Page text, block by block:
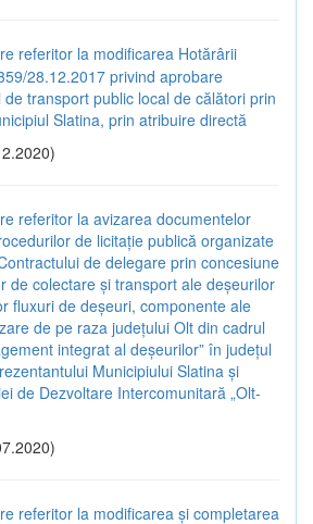
referitor la modificarea Hotărârii
28.12.2017 privind aprobare
transport public local de călători prin
Slatina, prin atribuire directă
referitor la avizarea documentelor
de licitație publică organizate
de delegare prin concesiune
de colectare și transport ale deșeurilor
fluxuri de deșeuri, componente ale
de pe raza județului Olt din cadrul
integrat al deșeurilor” în județul
Municipiului Slatina și
de Dezvoltare Intercomunitară „Olt-
referitor la modificarea și completarea